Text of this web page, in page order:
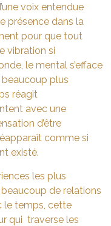
voix entendue
présence dans la
pour que tout
vibration si
le mental s’efface
plus
réagit
avec une
d’être
comme si
existé.
les plus
de relations
le temps, cette
qui traverse les